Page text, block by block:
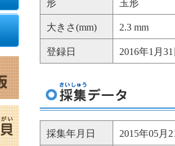
形 玉形
大きさ(mm) 2.3 mm
登録日 2016年1月31
採集年月日 2015年05月